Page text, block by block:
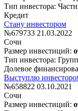
Тип инвестора:
Кредит
Стану инвестором
№679733 21.03.2022
Сочи
Размер инвестиций:
Тип инвестора:
Долевое
Выступлю
№658822 03.10.2021
Сочи
Размер инвестиций: